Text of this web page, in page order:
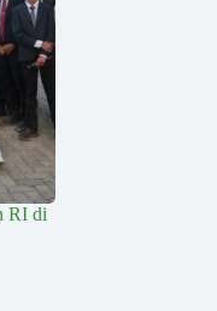
RI di